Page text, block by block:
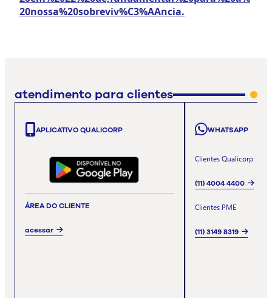
20nossa%20sobreviv%C3%AAncia.
atendimento para clientes
APLICATIVO QUALICORP
ÁREA DO CLIENTE
acessar
WHATSAPP
Clientes Qualicorp
(11) 4004 4400
Clientes PME
(11) 3149 8319